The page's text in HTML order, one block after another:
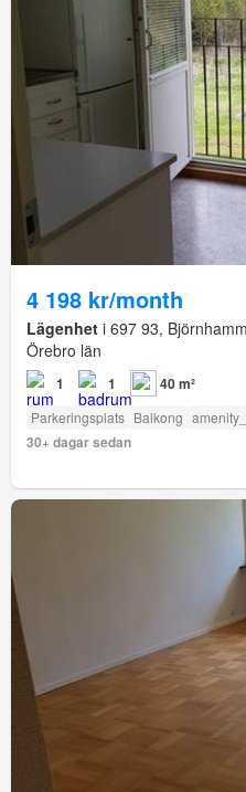
4 198 kr/month
Lägenhet i 697 93,
Örebro län
1 1 40 m²
Parkeringsplats Balkong
30+ dagar sedan